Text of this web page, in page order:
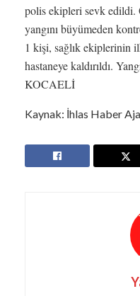
polis ekipleri sevk edildi.
yangını büyümeden
1 kişi, sağlık ekiplerinin
hastaneye kaldırıldı.
KOCAELİ
Kaynak: İhlas Haber